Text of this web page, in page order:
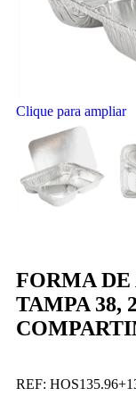
Clique para ampliar
FORMA
TAMPA 38,
REF: